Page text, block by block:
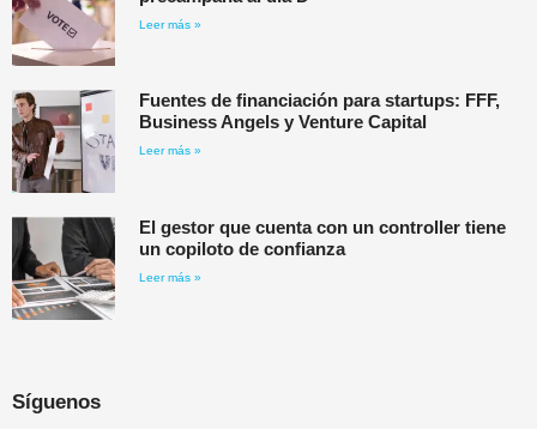
Leer más »
Fuentes de financiación para startups: FFF,
Business Angels y Venture Capital
Leer más »
El gestor que cuenta con un controller tiene
un copiloto de confianza
Leer más »
Síguenos